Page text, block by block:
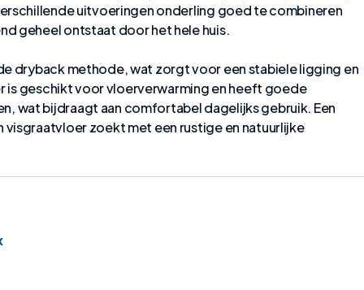
uitvoeringen onderling goed te combineren
geheel ontstaat door het hele huis.
dryback methode, wat zorgt voor een stabiele ligging en
is geschikt voor vloerverwarming en heeft goede
wat bijdraagt aan comfortabel dagelijks gebruik. Een
zoekt met een rustige en natuurlijke